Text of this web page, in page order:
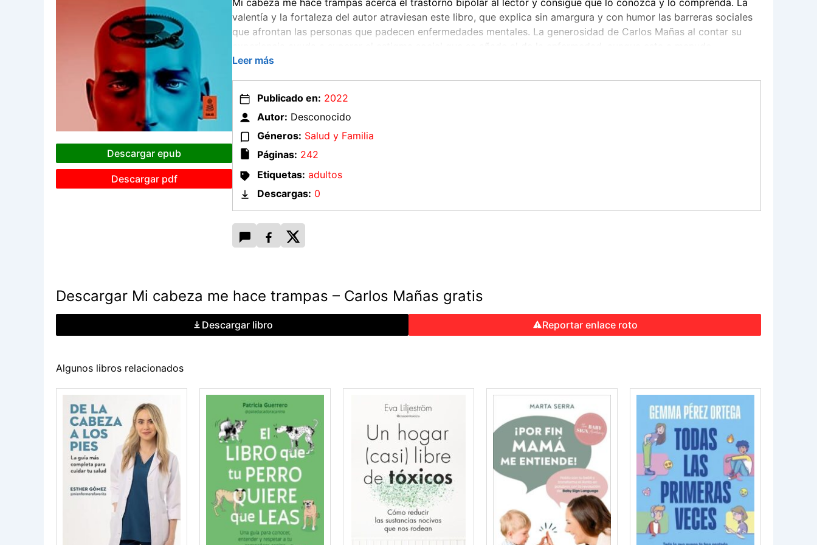
Descargar epub
Descargar pdf
Mi cabeza me hace trampas acerca el trastorno bipolar al lector y consigue que lo conozca y lo comprenda. La
valentía y la fortaleza del autor atraviesan este libro, que explica sin amargura y con humor las barreras sociales
que afrontan las personas que padecen enfermedades mentales. La generosidad de Carlos Mañas al contar su
incapacita menos que las etiquetas que impone la sociedad.
Porque se puede tener una enfermedad mental y, sin embargo, estar mentalmente muy sano.
OPCIÓN 1
OPCIÓN 2
Leer más
Publicado en: 2022
Autor: Desconocido
Géneros: Salud y Familia
Páginas: 242
Etiquetas: adultos
Descargas: 0
Descargar Mi cabeza me hace trampas – Carlos Mañas gratis
Descargar libro Reportar enlace roto
Algunos libros relacionados